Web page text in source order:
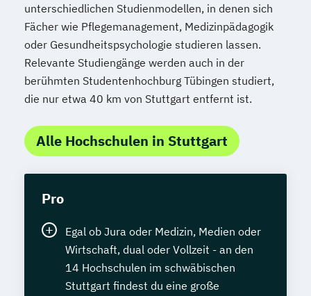
unterschiedlichen Studienmodellen, in denen sich
Fächer wie Pflegemanagement, Medizinpädagogik
oder Gesundheitspsychologie studieren lassen.
Relevante Studiengänge werden auch in der
berühmten Studentenhochburg Tübingen studiert,
die nur etwa 40 km von Stuttgart entfernt ist.
Alle Hochschulen in Stuttgart
Pro
Egal ob Jura oder Medizin, Medien oder
Wirtschaft, dual oder Vollzeit - an den
14 Hochschulen im schwäbischen
Stuttgart findest du eine große